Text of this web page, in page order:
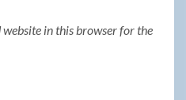
in this browser for the